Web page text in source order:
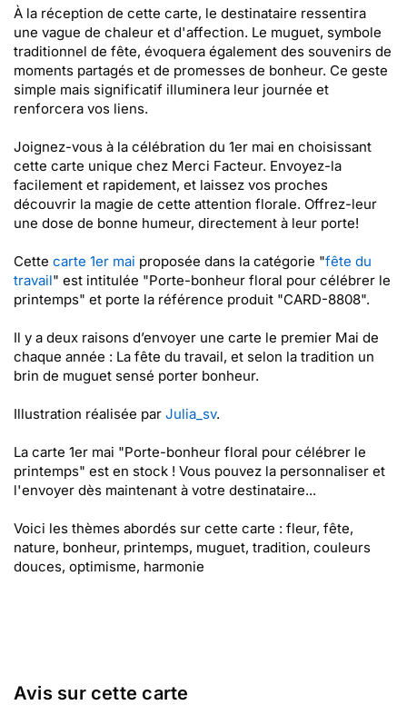
À la réception de cette carte, le destinataire ressentira
une vague de chaleur et d'affection. Le muguet, symbole
traditionnel de fête, évoquera également des souvenirs de
moments partagés et de promesses de bonheur. Ce geste
simple mais significatif illuminera leur journée et
renforcera vos liens.
Joignez-vous à la célébration du 1er mai en choisissant
cette carte unique chez Merci Facteur. Envoyez-la
facilement et rapidement, et laissez vos proches
découvrir la magie de cette attention florale. Offrez-leur
une dose de bonne humeur, directement à leur porte!
Cette carte 1er mai proposée dans la catégorie "fête du
travail" est intitulée "Porte-bonheur floral pour célébrer le
printemps" et porte la référence produit "CARD-8808".
Il y a deux raisons d’envoyer une carte le premier Mai de
chaque année : La fête du travail, et selon la tradition un
brin de muguet sensé porter bonheur.
Illustration réalisée par Julia_sv.
La carte 1er mai "Porte-bonheur floral pour célébrer le
printemps" est en stock ! Vous pouvez la personnaliser et
l'envoyer dès maintenant à votre destinataire...
Voici les thèmes abordés sur cette carte : fleur, fête,
nature, bonheur, printemps, muguet, tradition, couleurs
douces, optimisme, harmonie
Avis sur cette carte